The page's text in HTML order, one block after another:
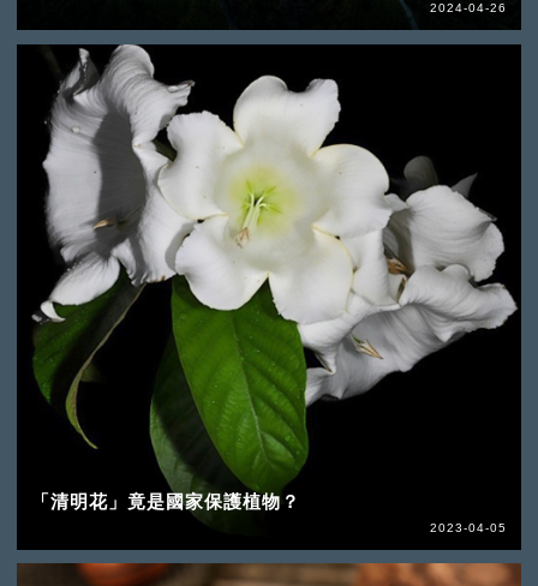
2024-04-26
「清明花」竟是國家保護植物？
2023-04-05